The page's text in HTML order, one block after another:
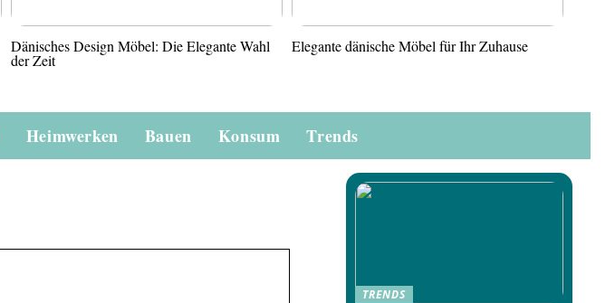
Dänisches Design Möbel: Die Elegante Wahl
der Zeit
Elegante dänische Möbel für Ihr Zuhause
Heimwerken Bauen Konsum Trends
TRENDS